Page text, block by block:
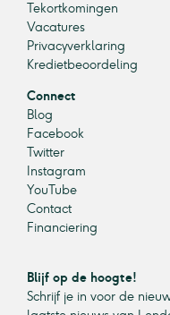
Tekortkomingen
Vacatures
Privacyverklaring
Kredietbeoordeling
Connect
Blog
Facebook
Twitter
Instagram
YouTube
Contact
Financiering
Blijf op de hoogte!
Schrijf je in voor de